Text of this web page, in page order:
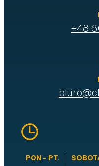
+48
PON - PT.